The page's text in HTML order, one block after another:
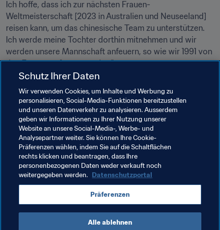
Ich hoffe, dass ich zur nächsten Frauen-
Weltmeisterschaft [2023 in Australien und Neuseeland]
reisen kann, um das chinesische Team zu unterstützen.
Ich werde meine Tochter dorthin mitnehmen und wir
werden unsere Mannschaft anfeuern, so wie wir 1991 von
den Fans angefeuert wurden."
Verwandte Themen
FIFA Frauen-Weltmeisterschaft Australien &
Neuseeland 2023™
China PR AFC
Schutz Ihrer Daten
Wir verwenden Cookies, um Inhalte und Werbung zu
personalisieren, Social-Media-Funktionen bereitzustellen
und unseren Datenverkehr zu analysieren. Ausserdem
geben wir Informationen zu Ihrer Nutzung unserer
Website an unsere Social-Media-, Werbe- und
Analysepartner weiter. Sie können Ihre Cookie-
Präferenzen wählen, indem Sie auf die Schaltflächen
rechts klicken und beantragen, dass Ihre
personenbezogenen Daten weder verkauft noch
weitergegeben werden. Datenschutzportal
Präferenzen
Alle ablehnen